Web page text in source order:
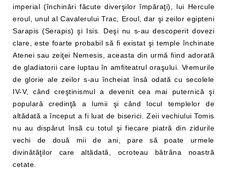
imperial (închinări făcute diverşilor împăraţi), lui Hercule
eroul, unul al Cavalerului Trac, Eroul, dar şi zeilor egipteni
Sarapis (Serapis) şi Isis. Deşi nu s-au descoperit dovezi
clare, este foarte probabil să fi existat şi temple închinate
Atenei sau zeiţei Nemesis, aceasta din urmă fiind adorată
de gladiatorii care luptau în amfiteatrul oraşului. Vremurile
de glorie ale zeilor s-au încheiat însă odată cu secolele
IV-V, când creştinismul a devenit cea mai puternică şi
populară credinţă a lumii şi când locul templelor de
altădată a început a fi luat de biserici. Zeii vechiului Tomis
nu au dispărut însă cu totul şi fiecare piatră din zidurile
vechi de două mii de ani, pare să poate urmele
divinătăţilor care altădată, ocroteau bătrâna noastră
cetate.